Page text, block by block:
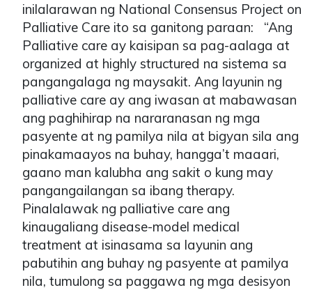
inilalarawan ng National Consensus Project on
Palliative Care ito sa ganitong paraan: “Ang
Palliative care ay kaisipan sa pag-aalaga at
organized at highly structured na sistema sa
pangangalaga ng maysakit. Ang layunin ng
palliative care ay ang iwasan at mabawasan
ang paghihirap na nararanasan ng mga
pasyente at ng pamilya nila at bigyan sila ang
pinakamaayos na buhay, hangga’t maaari,
gaano man kalubha ang sakit o kung may
pangangailangan sa ibang therapy.
Pinalalawak ng palliative care ang
kinaugaliang disease-model medical
treatment at isinasama sa layunin ang
pabutihin ang buhay ng pasyente at pamilya
nila, tumulong sa paggawa ng mga desisyon